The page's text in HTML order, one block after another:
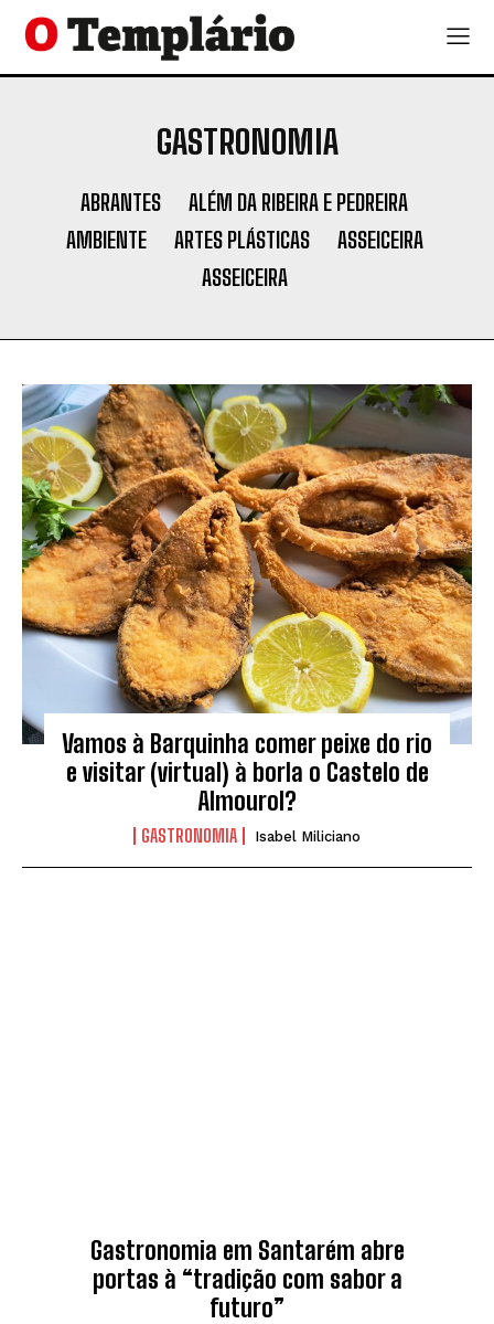
GASTRONOMIA
ABRANTES
ALÉM DA RIBEIRA E PEDREIRA
AMBIENTE
ARTES PLÁSTICAS
ASSEICEIRA
ASSEICEIRA
Vamos à Barquinha comer peixe do rio
e visitar (virtual) à borla o Castelo de
Almourol?
GASTRONOMIA Isabel Miliciano
Gastronomia em Santarém abre
portas à “tradição com sabor a
futuro”